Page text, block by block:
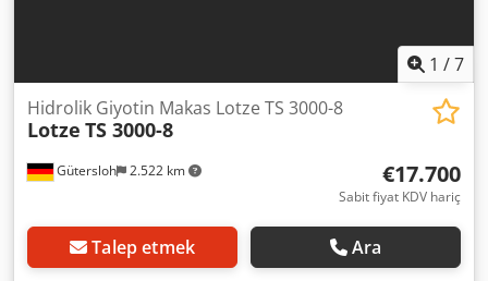
1 /7
Gütersloh 2.522 km
Hidrolik Giyotin Makas Lotze TS 3000-8
Lotze TS 3000-8
€17.700
Sabit fiyat KDV hariç
Talep etmek Ara